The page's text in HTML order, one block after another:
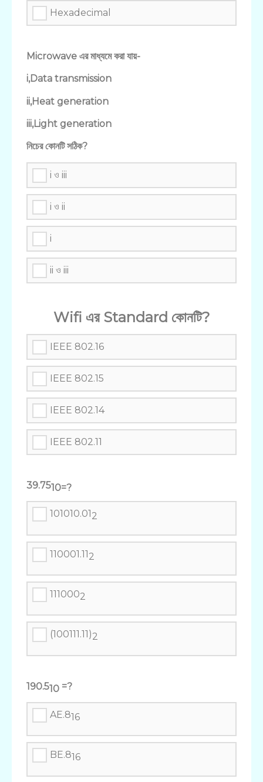
Hexadecimal
Microwave এর মাধ্যমে করা যায়-
i,Data transmission
ii,Heat generation
iii,Light generation
নিচের কোনটি সঠিক?
i ও iii
i ও ii
i
ii ও iii
Wifi এর Standard কোনটি?
IEEE 802.16
IEEE 802.15
IEEE 802.14
IEEE 802.11
39.7510=?
101010.012
110001.112
1110002
(100111.11)2
190.510 =?
AE.816
BE.816